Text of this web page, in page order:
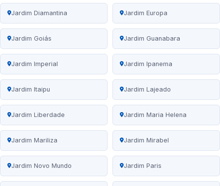
Jardim Diamantina Jardim Europa
Jardim Goiás Jardim Guanabara
Jardim Imperial Jardim Ipanema
Jardim Itaipu Jardim Lajeado
Jardim Liberdade Jardim Maria Helena
Jardim Mariliza Jardim Mirabel
Jardim Novo Mundo Jardim Paris